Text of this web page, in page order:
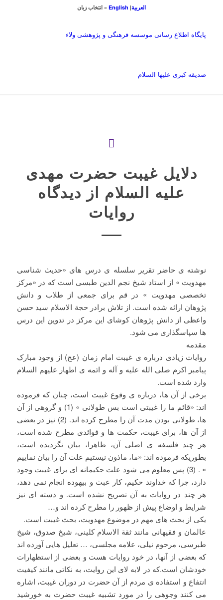
العربیة|
English « انتخاب زبان
پایگاه اطلاع رسانی موسسه فرهنگی و پژوهشی ولاء
صدیقه کبری علیها السلام
دلایل غیبت حضرت مهدی
علیه السلام از دیدگاه
روایات
نوشته ی حاضر تقریر سلسله ی درس های «حدیث شناسی
مهدویت » از استاد شیخ نجم الدین طبسی است که در «مرکز
تخصصی مهدویت » در قم برای جمعی از طلاب و دانش
پژوهان ارائه شده است. از تلاش برادر حجة الاسلام سید حسن
واعظی از دانش پژوهان کوشای این مرکز در تدوین این درس
ها سپاسگذاری می شود.
مقدمه
روایات زیادی درباره ی غیبت امام زمان (عج) از وجود مبارک
پیامبر اکرم صلی الله علیه و آله و ائمه ی اطهار علیهم السلام
وارد شده است.
برخی از آن ها، درباره ی وقوع غیبت است، چنان که فرموده
اند: «قائم ما را غیبتی است بس طولانی » (1) و گروهی از آن
ها، طولانی بودن مدت آن را مطرح کرده اند. (2) نیز در بعضی
از آن ها، برای غیبت، حکمت ها و فوائدی مطرح شده است،
هر چند فلسفه ی اصلی آن، ظاهرا، بیان نگردیده است،
بطوریکه فرموده اند: «ما، ماذون نیستیم علت آن را بیان نماییم
» . (3) پس معلوم می شود علت حکیمانه ای برای غیبت وجود
دارد، چرا که خداوند حکیم، کار عبث و بیهوده انجام نمی دهد،
هر چند در روایات به آن تصریح نشده است. و دسته ای نیز
شرایط و اوضاع پیش از ظهور را مطرح کرده اند و…
یکی از بحث های مهم در موضوع مهدویت، بحث غیبت است.
عالمان و فقیهانی مانند ثقة الاسلام کلینی، شیخ صدوق، شیخ
طبرسی، مرحوم نیلی، علامه مجلسی، … تعلیل هایی آورده اند
که بعضی از آنها، در خود روایات هست و بعضی از استظهارات
خودشان است.که در لابه لای این روایت، به نکاتی مانند کیفیت
انتفاع و استفاده ی مردم از آن حضرت در دوران غیبت، اشاره
می کنند وجوهی را در مورد تشبیه غیبت حضرت به خورشید